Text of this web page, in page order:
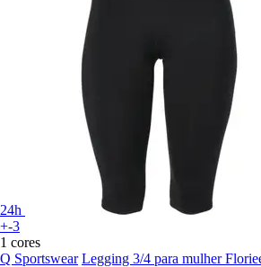
24h
+-3
1 cores
Q Sportswear Legging 3/4 para mulher